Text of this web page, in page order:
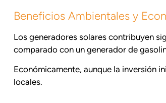
Beneficios Ambientales y
Los generadores solares contribuyen
comparado con un generador de
Económicamente, aunque la inversión
locales.